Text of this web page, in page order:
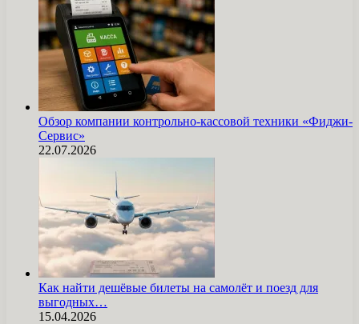
Обзор компании контрольно-кассовой техники «Фиджи-
Сервис»
22.07.2026
Как найти дешёвые билеты на самолёт и поезд для
выгодных…
15.04.2026